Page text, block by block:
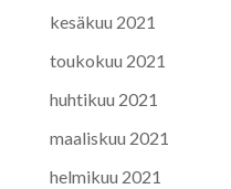
kesäkuu 2021
toukokuu 2021
huhtikuu 2021
maaliskuu 2021
helmikuu 2021